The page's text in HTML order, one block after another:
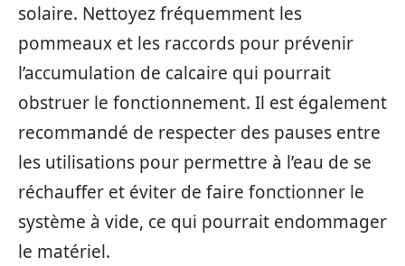
solaire. Nettoyez fréquemment les
pommeaux et les raccords pour prévenir
l’accumulation de calcaire qui pourrait
obstruer le fonctionnement. Il est également
recommandé de respecter des pauses entre
les utilisations pour permettre à l’eau de se
réchauffer et éviter de faire fonctionner le
système à vide, ce qui pourrait endommager
le matériel.